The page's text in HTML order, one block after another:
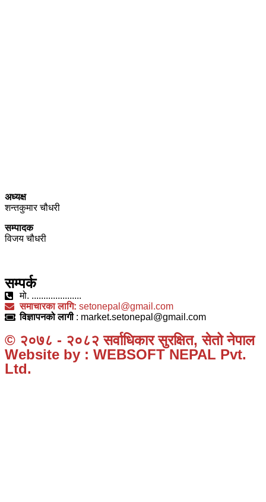
अध्यक्ष
शन्तकुमार चौधरी
सम्पादक
विजय चौधरी
सम्पर्क
मो. .....................
समाचारका लागि: setonepal@gmail.com
विज्ञापनको लागी : market.setonepal@gmail.com
© २०७८ - २०८२ सर्वाधिकार सुरक्षित, सेतो नेपाल
Website by : WEBSOFT NEPAL Pvt.
Ltd.